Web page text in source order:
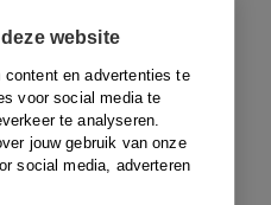
website
en advertenties te
voor social media te
te analyseren.
jouw gebruik van onze
social media, adverteren
7 november 2022